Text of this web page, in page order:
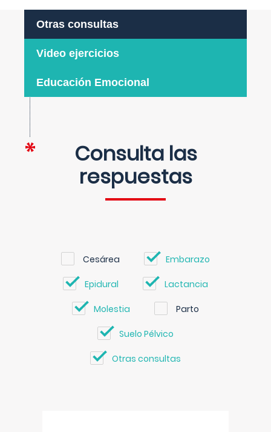
Otras consultas
Video ejercicios
Educación Emocional
Consulta las
respuestas
Cesárea Embarazo
Epidural Lactancia
Molestia Parto
Suelo Pélvico
Otras consultas